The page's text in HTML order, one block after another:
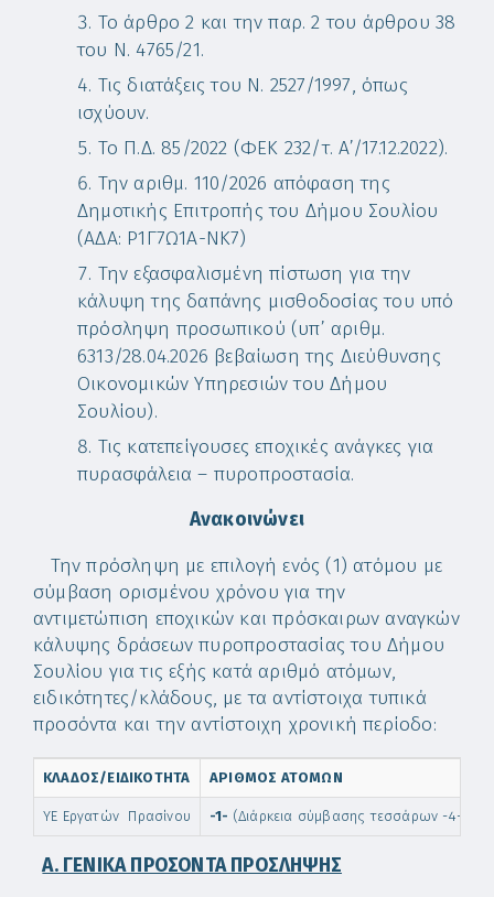
Το άρθρο 2 και την παρ. 2 του άρθρου 38
του Ν. 4765/21.
Τις διατάξεις του Ν. 2527/1997, όπως
ισχύουν.
Το Π.Δ. 85/2022 (ΦΕΚ 232/τ. Α’/17.12.2022).
Την αριθμ. 110/2026 απόφαση της
Δημοτικής Επιτροπής του Δήμου Σουλίου
(ΑΔΑ: Ρ1Γ7Ω1Α-ΝΚ7)
Την εξασφαλισμένη πίστωση για την
κάλυψη της δαπάνης μισθοδοσίας του υπό
πρόσληψη προσωπικού (υπ’ αριθμ.
6313/28.04.2026 βεβαίωση της Διεύθυνσης
Οικονομικών Υπηρεσιών του Δήμου
Σουλίου).
Τις κατεπείγουσες εποχικές ανάγκες για
πυρασφάλεια – πυροπροστασία.
Ανακοινώνει
Την πρόσληψη με επιλογή ενός (1) ατόμου με
σύμβαση ορισμένου χρόνου για την
αντιμετώπιση εποχικών και πρόσκαιρων αναγκών
κάλυψης δράσεων πυροπροστασίας του Δήμου
Σουλίου για τις εξής κατά αριθμό ατόμων,
ειδικότητες/κλάδους, με τα αντίστοιχα τυπικά
προσόντα και την αντίστοιχη χρονική περίοδο:
ΚΛΑΔΟΣ/ΕΙΔΙΚΟΤΗΤΑ ΑΡΙΘΜΟΣ ΑΤΟΜΩΝ
ΥΕ Εργατών Πρασίνου -1- (Διάρκεια σύμβασης τεσσάρων -4-
Α. ΓΕΝΙΚΑ ΠΡΟΣΟΝΤΑ ΠΡΟΣΛΗΨΗΣ